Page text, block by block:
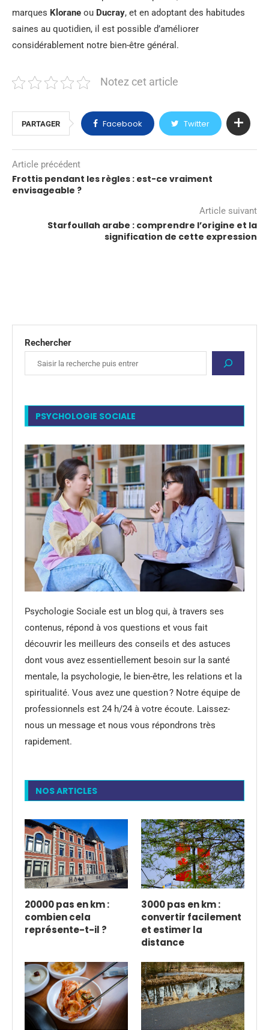
marques Klorane ou Ducray, et en adoptant des habitudes
saines au quotidien, il est possible d’améliorer
considérablement notre bien-être général.
Notez cet article
PARTAGER Facebook Twitter
Article précédent
Frottis pendant les règles : est-ce vraiment
envisageable ?
Article suivant
Starfoullah arabe : comprendre l’origine et la
signification de cette expression
Rechercher
PSYCHOLOGIE SOCIALE
Psychologie Sociale est un blog qui, à travers ses
contenus, répond à vos questions et vous fait
découvrir les meilleurs des conseils et des astuces
dont vous avez essentiellement besoin sur la santé
mentale, la psychologie, le bien-être, les relations et la
spiritualité. Vous avez une question ? Notre équipe de
professionnels est 24 h/24 à votre écoute. Laissez-
nous un message et nous vous répondrons très
rapidement.
NOS ARTICLES
20000 pas en km :
combien cela
représente-t-il ?
3000 pas en km :
convertir facilement
et estimer la
distance